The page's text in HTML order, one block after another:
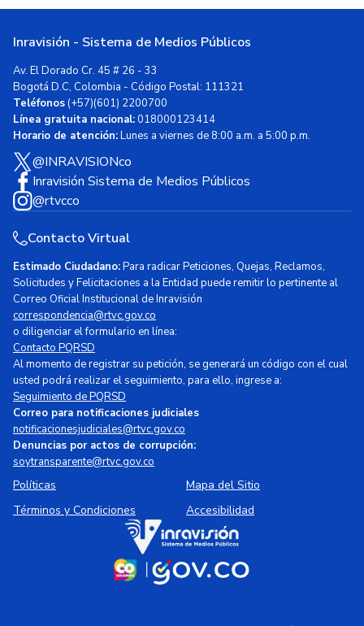
Inravisión - Sistema de Medios Públicos
Av. El Dorado Cr. 45 # 26 - 33
Bogotá D.C, Colombia - Código Postal: 111321
Teléfonos(+57)(601) 2200700
Línea gratuita nacional:018000123414
Horario de atención:Lunes a viernes de 8:00 a.m. a 5:00 p.m.
@INRAVISIONco
Inravisión Sistema de Medios Públicos
@rtvcco
Contacto Virtual
Estimado Ciudadano:Para radicar Peticiones, Quejas, Reclamos,
Solicitudes y Felicitaciones a la Entidad puede remitir lo pertinente al
Correo Oficial Institucional de Inravisión
correspondencia@rtvc.gov.co
o diligenciar el formulario en línea:
Contacto PQRSD
Al momento de registrar su petición, se generará un código con el cual
usted podrá realizar el seguimiento, para ello, ingrese a:
Seguimiento de PQRSD
Correo para notificaciones judiciales
notificacionesjudiciales@rtvc.gov.co
Denuncias por actos de corrupción:
soytransparente@rtvc.gov.co
Políticas
Mapa del Sitio
Términos y Condiciones
Accesibilidad